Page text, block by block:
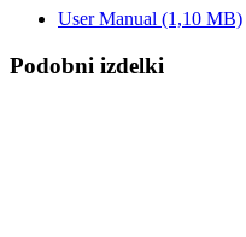
User Manual (1,10 MB)
Podobni izdelki